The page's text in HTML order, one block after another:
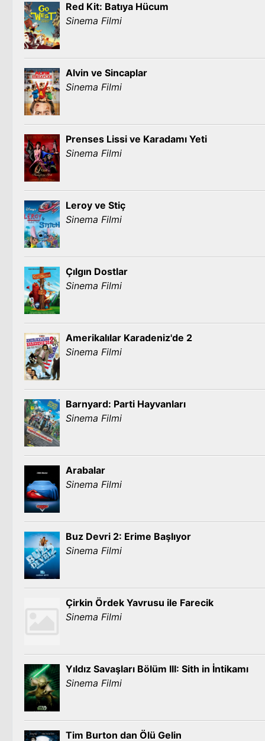
Red Kit: Batıya Hücum
Sinema Filmi
Alvin ve Sincaplar
Sinema Filmi
Prenses Lissi ve Karadamı Yeti
Sinema Filmi
Leroy ve Stiç
Sinema Filmi
Çılgın Dostlar
Sinema Filmi
Amerikalılar Karadeniz'de 2
Sinema Filmi
Barnyard: Parti Hayvanları
Sinema Filmi
Arabalar
Sinema Filmi
Buz Devri 2: Erime Başlıyor
Sinema Filmi
Çirkin Ördek Yavrusu ile Farecik
Sinema Filmi
Yıldız Savaşları Bölüm III: Sith in İntikamı
Sinema Filmi
Tim Burton dan Ölü Gelin